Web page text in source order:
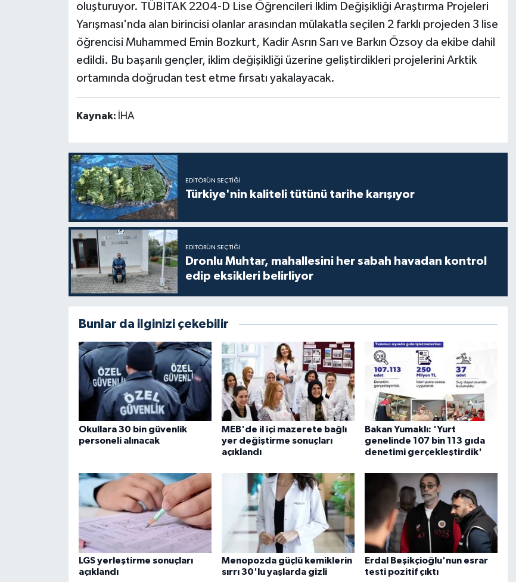
oluşturuyor. TÜBİTAK 2204-D Lise Öğrencileri İklim Değişikliği Araştırma Projeleri
Yarışması'nda alan birincisi olanlar arasından mülakatla seçilen 2 farklı projeden 3 lise
öğrencisi Muhammed Emin Bozkurt, Kadir Asrın Sarı ve Barkın Özsoy da ekibe dahil
edildi. Bu başarılı gençler, iklim değişikliği üzerine geliştirdikleri projelerini Arktik
ortamında doğrudan test etme fırsatı yakalayacak.
Kaynak: İHA
EDITÖRÜN SEÇTIĞI
Türkiye'nin kaliteli tütünü tarihe karışıyor
EDITÖRÜN SEÇTIĞI
Dronlu Muhtar, mahallesini her sabah havadan kontrol
edip eksikleri belirliyor
Bunlar da ilginizi çekebilir
Okullara 30 bin güvenlik
personeli alınacak
MEB'de il içi mazerete bağlı
yer değiştirme sonuçları
açıklandı
Bakan Yumaklı: 'Yurt
genelinde 107 bin 113 gıda
denetimi gerçekleştirdik'
LGS yerleştirme sonuçları
açıklandı
Menopozda güçlü kemiklerin
sırrı 30'lu yaşlarda gizli
Erdal Beşikçioğlu'nun esrar
testi pozitif çıktı